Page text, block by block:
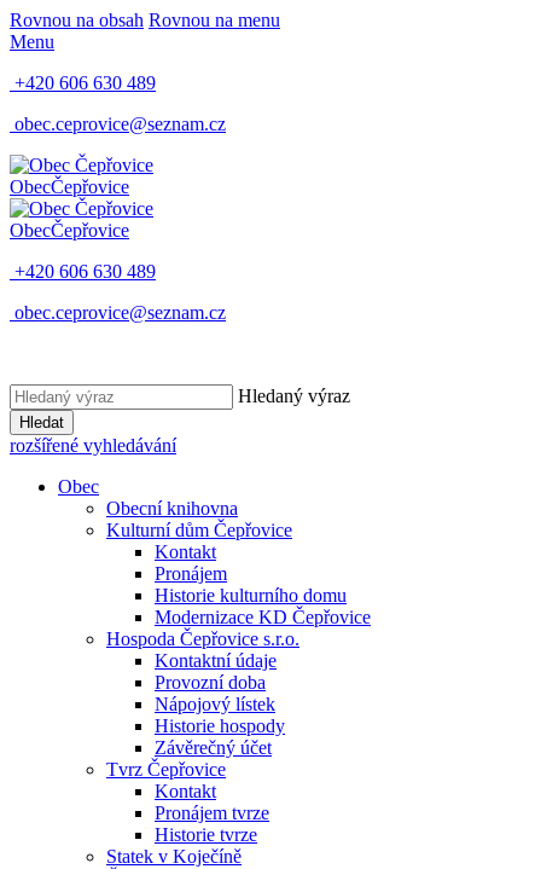
Rovnou na obsah Rovnou na menu
Menu
+420 606 630 489
obec.ceprovice@seznam.cz
ObecČepřovice
ObecČepřovice
+420 606 630 489
obec.ceprovice@seznam.cz
Hledaný výraz
Hledat
rozšířené vyhledávání
Obec
Obecní knihovna
Kulturní dům Čepřovice
Kontakt
Pronájem
Historie kulturního domu
Modernizace KD Čepřovice
Hospoda Čepřovice s.r.o.
Kontaktní údaje
Provozní doba
Nápojový lístek
Historie hospody
Závěrečný účet
Tvrz Čepřovice
Kontakt
Pronájem tvrze
Historie tvrze
Statek v Koječíně